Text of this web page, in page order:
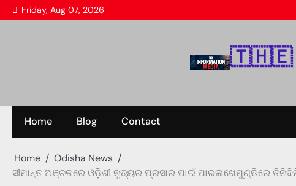
Skip
to
Friday, Aug 07, 2026
🇹‌🇭‌🇪‌
Home Blog Contact
Home
Odisha News
ସୀମାନ୍ତ ଅଞ୍ଚଳରେ ଓଡ଼ିଶୀ ନୃତ୍ୟର ପ୍ରସାର ପାଇଁ ପାରଳାଖେମୁଣ୍ଡିରେ